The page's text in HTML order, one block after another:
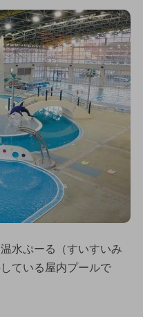
水ぷーる（すいすいみ
ている屋内プールで